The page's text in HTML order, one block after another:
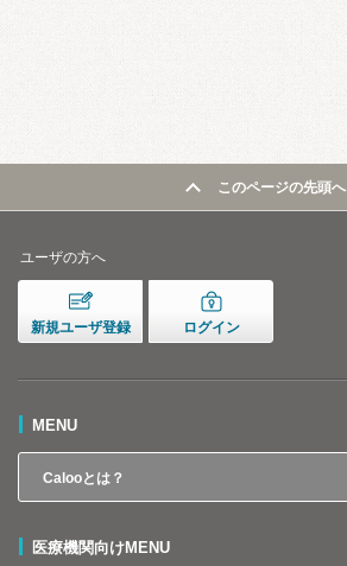
このページの先頭へ
ユーザの方へ
新規ユーザ登録 ログイン
MENU
Calooとは？
医療機関向けMENU